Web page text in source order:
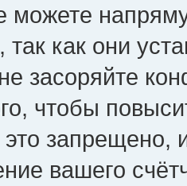
как они
засоряйте
чтобы
запрещено,
вашего